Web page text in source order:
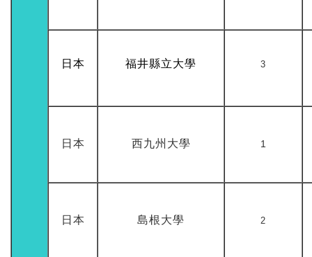
日本 福井縣立大學 3
日本 西九州大學 1
日本 島根大學 2